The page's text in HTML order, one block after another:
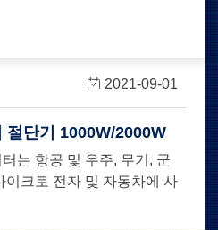
2021-09-01
절단기 1000W/2000W
는 항공 및 우주, 무기, 군
이크로 전자 및 자동차에 사